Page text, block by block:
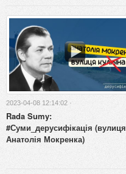
2023-04-08 12:14:02 ·
Rada Sumy:
#Суми_дерусифікація (вулиця
Анатолія Мокренка)